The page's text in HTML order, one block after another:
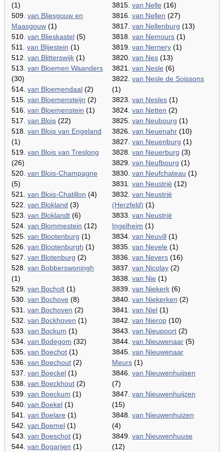
(1)
509. van Bliesgouw en
Maasgouw (1)
510. van Blieskastel (5)
511. van Blijestein (1)
512. van Blitterswijk (1)
513. van Bloemen Waanders
(30)
514. van Bloemendaal (2)
515. van Bloemensteijn (2)
516. van Bloemenstein (1)
517. van Blois (22)
518. van Blois van Engeland
(1)
519. van Blois van Treslong
(26)
520. van Blois-Champagne
(5)
521. van Blois-Chatillon (4)
522. van Blokland (3)
523. van Bloklandt (6)
524. van Blommestein (12)
525. van Blootenburg (1)
526. van Blootenburgh (1)
527. van Blotenburg (2)
528. van Bobberswoningh
(1)
529. van Bocholt (1)
530. van Bochove (8)
531. van Bochoven (2)
532. van Bockhoven (1)
533. van Bockum (1)
534. van Bodegom (32)
535. van Boechot (1)
536. van Boechout (2)
537. van Boeckel (1)
538. van Boeckhout (2)
539. van Boeckum (1)
540. van Boekel (1)
541. van Boelare (1)
542. van Boemel (1)
543. van Boeschot (1)
544. van Bogarijen (1)
3815. van Nelle (16)
3816. van Nellen (27)
3817. van Nellenburg (13)
3818. van Nemours (1)
3819. van Nernery (1)
3820. van Nes (13)
3821. van Nesle (6)
3822. van Nesle de Soissons
(1)
3823. van Nesles (1)
3824. van Netten (2)
3825. van Neubourg (1)
3826. van Neuenahr (10)
3827. van Neuenburg (1)
3828. van Neuerburg (3)
3829. van Neufbourg (1)
3830. van Neufchateau (1)
3831. van Neustrië (12)
3832. van Neustrië
(Herzfeld) (1)
3833. van Neustrië
Ingelheim (1)
3834. van Neuvill (1)
3835. van Nevele (1)
3836. van Nevers (16)
3837. van Nicolay (2)
3838. van Nie (1)
3839. van Niekerk (6)
3840. van Niekerken (2)
3841. van Niel (1)
3842. van Nierop (10)
3843. van Nieupoort (2)
3844. van Nieuwenaar (5)
3845. van Nieuwenaar
Meurs (1)
3846. van Nieuwenhuijsen
(7)
3847. van Nieuwenhuijzen
(15)
3848. van Nieuwenhuizen
(4)
3849. van Nieuwenhuuse
(12)